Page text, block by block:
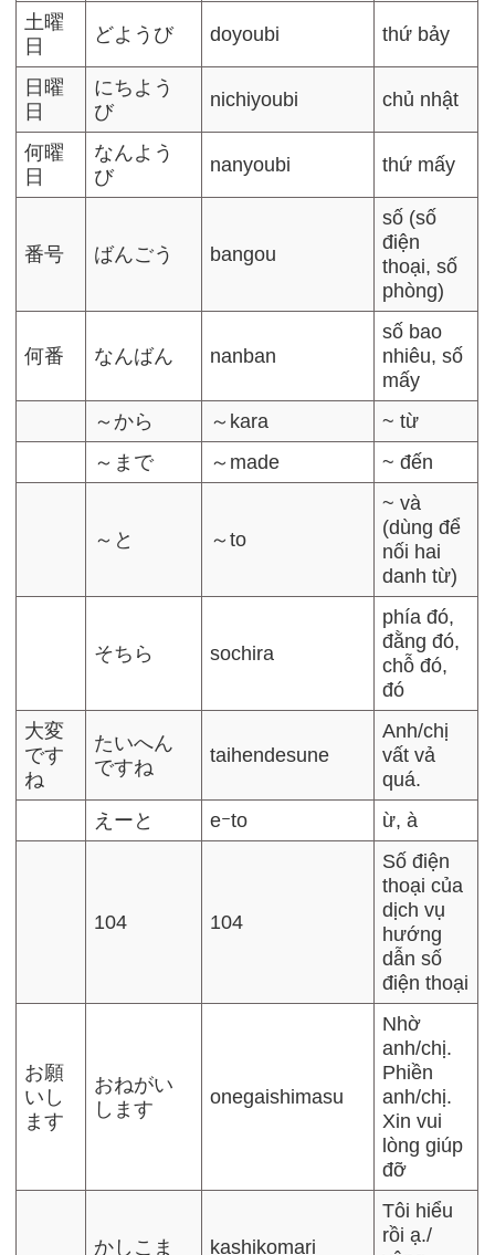
土曜
日
どようび doyoubi thứ bảy
日曜
日
にちよう
び
nichiyoubi chủ nhật
何曜
日
なんよう
び
nanyoubi thứ mấy
番号 ばんごう bangou
số (số
điện
thoại, số
phòng)
何番 なんばん nanban
số bao
nhiêu, số
mấy
～から
～kara
~ từ
～まで
～made ~ đến
～と ～to
~ và
(dùng để
nối hai
danh từ)
そちら sochira
phía đó,
đằng đó,
chỗ đó,
đó
大変
です
ね
たいへん
ですね
taihendesune
Anh/chị
vất vả
quá.
えーと
eｰto ừ, à
104 104
Số điện
thoại của
dịch vụ
hướng
dẫn số
điện thoại
お願
いし
ます
おねがい
します
onegaishimasu
Nhờ
anh/chị.
Phiền
anh/chị.
Xin vui
lòng giúp
đỡ
かしこま
kashikomari
Tôi hiểu
rồi ạ./